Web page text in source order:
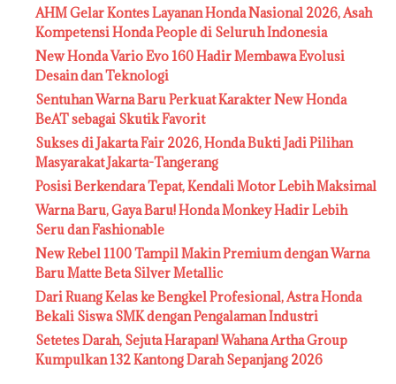
AHM Gelar Kontes Layanan Honda Nasional 2026, Asah
Kompetensi Honda People di Seluruh Indonesia
New Honda Vario Evo 160 Hadir Membawa Evolusi
Desain dan Teknologi
Sentuhan Warna Baru Perkuat Karakter New Honda
BeAT sebagai Skutik Favorit
Sukses di Jakarta Fair 2026, Honda Bukti Jadi Pilihan
Masyarakat Jakarta-Tangerang
Posisi Berkendara Tepat, Kendali Motor Lebih Maksimal
Warna Baru, Gaya Baru! Honda Monkey Hadir Lebih
Seru dan Fashionable
New Rebel 1100 Tampil Makin Premium dengan Warna
Baru Matte Beta Silver Metallic
Dari Ruang Kelas ke Bengkel Profesional, Astra Honda
Bekali Siswa SMK dengan Pengalaman Industri
Setetes Darah, Sejuta Harapan! Wahana Artha Group
Kumpulkan 132 Kantong Darah Sepanjang 2026